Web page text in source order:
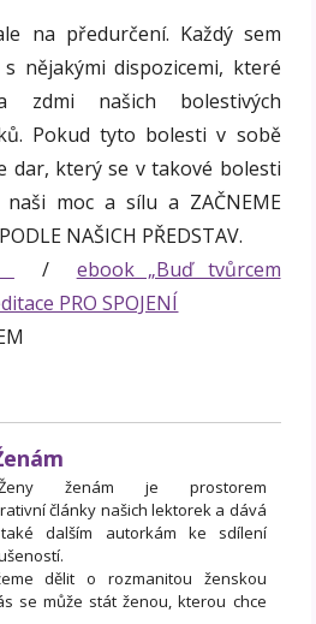
na předurčení. Každý sem
nějakými dispozicemi, které
zdmi našich bolestivých
Pokud tyto bolesti v sobě
dar, který se v takové bolesti
naši moc a sílu a ZAČNEME
NAŠICH PŘEDSTAV.
/ ebook „Buď tvůrcem
PRO SPOJENÍ
ženám je prostorem
články našich lektorek a dává
dalším autorkám ke sdílení
dělit o rozmanitou ženskou
se může stát ženou, kterou chce